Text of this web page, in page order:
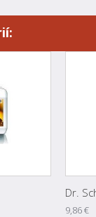
Dr.
9,86 €